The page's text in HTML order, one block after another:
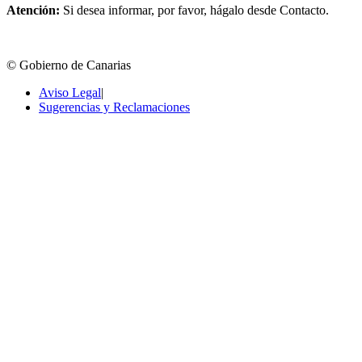
Atención: Si desea informar, por favor, hágalo desde Contacto.
© Gobierno de Canarias
Aviso Legal|
Sugerencias y Reclamaciones